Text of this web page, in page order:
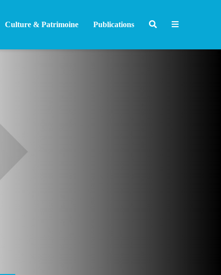
Culture & Patrimoine Publications